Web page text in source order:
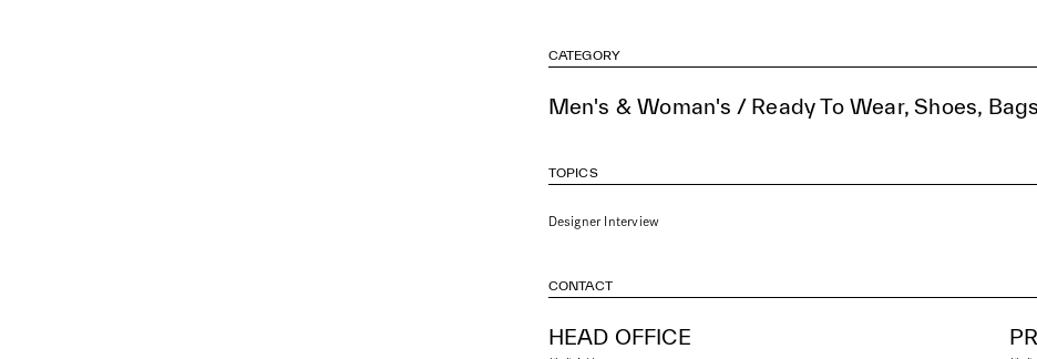
CATEGORY
Men's & Woman's / Ready To Wear, Shoes,
TOPICS
Designer Interview
CONTACT
HEAD OFFICE